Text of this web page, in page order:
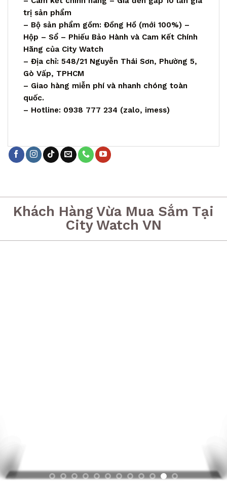
trị sản phẩm
– Bộ sản phẩm gồm: Đồng Hồ (mới 100%) –
Hộp – Sổ – Phiếu Bảo Hành và Cam Kết Chính
Hãng của City Watch
– Địa chỉ: 548/21 Nguyễn Thái Sơn, Phường 5,
Gò Vấp, TPHCM
– Giao hàng miễn phí và nhanh chóng toàn
quốc.
– Hotline: 0938 777 234 (zalo, imess)
Khách Hàng Vừa Mua Sắm Tại
City Watch VN